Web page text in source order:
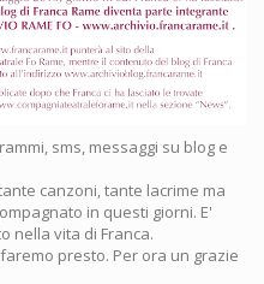
sms, messaggi su blog e
canzoni, tante lacrime ma
in questi giorni. E'
nella vita di Franca.
presto. Per ora un grazie